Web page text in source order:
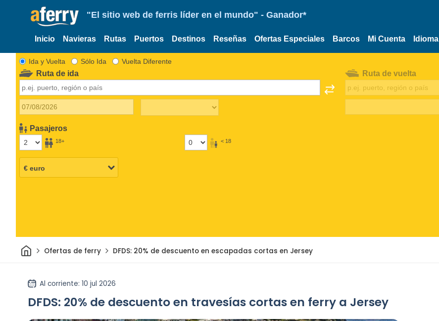
"El sitio web de ferris líder en el mundo" - Ganador*
Inicio Navieras Rutas Puertos Destinos Reseñas Ofertas Especiales Barcos Mi Cuenta Idioma
Ida y Vuelta Sólo Ida Vuelta Diferente
Ruta de ida
Pasajeros
18+ < 18
Ruta de vuelta
InicioOfertas de ferry DFDS: 20% de descuento en escapadas cortas en Jersey
Al corriente: 10 jul 2026
DFDS: 20% de descuento en travesías cortas en ferry a Jersey